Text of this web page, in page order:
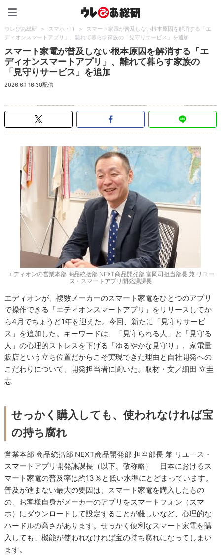
ウレぴあ総研 > スマホ・IT >
スマート家電が普及しない根本原因を解消する「エ
ディオンスマートアプリ」、離れて暮らす家族の「見守りサービス」を追加
スマート家電が普及しない根本原因を解消する「エ
ディオンスマートアプリ」、離れて暮らす家族の
「見守りサービス」を追加
2026.6.1 16:30配信
エディオンの営業本部 商品統括部 NEXT商品開発部 富岡司担当部長 兼 リユー
ス・スマートアプリ開発課課長
エディオンが、複数メーカーのスマート家電をひとつのアプリ
で操作できる「エディオンスマートアプリ」をリリースしてか
ら4月でちょうど1年を迎えた。今回、新たに「見守りサービ
ス」を追加した。キーワードは、「見守られる人」と「見守る
人」の心理的ストレスを下げる「ゆるやかな見守り」。家電量
販店という立ち位置だからこそ実現できた理由と自社開発への
こだわりについて、開発担当者に聞いた。取材・文／細田 立圭
志
せっかく購入しても、使われなければ宝
の持ち腐れ
営業本部 商品統括部 NEXT商品開発部 担当部長 兼 リユース・
スマートアプリ開発課課長（以下、敬称略） 日本におけるス
マート家電の普及率は約13％と低い水準にとどまっています。
普及が進まない最大の要因は、スマート家電を購入したもの
の、お客様自身がメーカーのアプリをスマートフォン（スマ
ホ）にダウンロードして設定することが難しいなど、心理的な
ハードルの高さがあります。せっかく便利なスマート家電を購
入しても、機能が使われなければ宝の持ち腐れになってしまい
ます。